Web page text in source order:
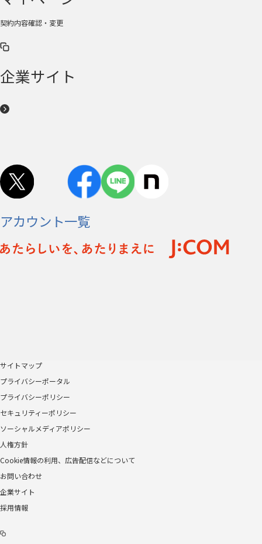
契約内容確認・変更
企業サイト
アカウント一覧
サイトマップ
プライバシーポータル
プライバシーポリシー
セキュリティーポリシー
ソーシャルメディアポリシー
人権方針
Cookie情報の利用、広告配信などについて
お問い合わせ
企業サイト
採用情報